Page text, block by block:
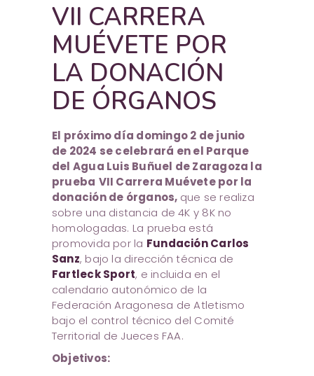
VII CARRERA
MUÉVETE POR
LA DONACIÓN
DE ÓRGANOS
El próximo día domingo 2 de junio
de 2024 se celebrará en el Parque
del Agua Luis Buñuel de Zaragoza la
prueba VII Carrera Muévete por la
donación de órganos, que se realiza
sobre una distancia de 4K y 8K no
homologadas. La prueba está
promovida por la Fundación Carlos
Sanz, bajo la dirección técnica de
Fartleck Sport, e incluida en el
calendario autonómico de la
Federación Aragonesa de Atletismo
bajo el control técnico del Comité
Territorial de Jueces FAA.
Objetivos: